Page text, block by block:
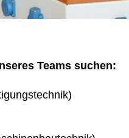
Teams suchen: